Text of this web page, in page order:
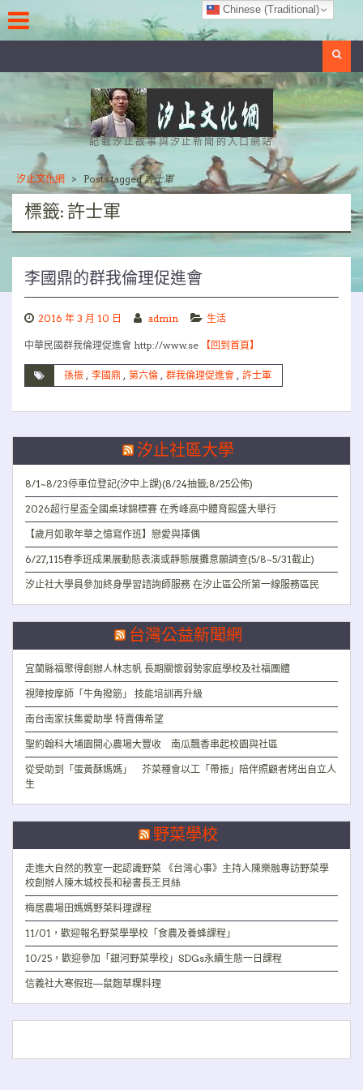
to
content
記載汐止故事與汐止新聞的入口網站
汐止文化網 > Posts tagged許士軍
標籤: 許士軍
李國鼎的群我倫理促進會
2016 年 3 月 10 日 admin 生活
中華民國群我倫理促進會 http://www.se 【回到首頁】
孫振 , 李國鼎 , 第六倫 , 群我倫理促進會 , 許士軍
汐止社區大學
8/1~8/23停車位登記(汐中上課)(8/24抽籤;8/25公佈)
2026超行星盃全國桌球錦標賽 在秀峰高中體育館盛大舉行
【歲月如歌年華之憶寫作班】戀愛與擇偶
6/27,115春季班成果展動態表演或靜態展攤意願調查(5/8~5/31截止)
汐止社大學員參加終身學習諮詢師服務 在汐止區公所第一線服務區民
台灣公益新聞網
宜蘭縣福聚得創辦人林志帆 長期關懷弱勢家庭學校及社福團體
視障按摩師「牛角撥筋」 技能培訓再升級
南台南家扶集愛助學 特賣傳希望
聖約翰科大埔園開心農場大豐收 南瓜飄香串起校園與社區
從受助到「蛋黃酥媽媽」 芥菜種會以工「帶振」陪伴照顧者烤出自立人
生
野菜學校
走進大自然的教室一起認識野菜 《台灣心事》主持人陳樂融專訪野菜學
校創辦人陳木城校長和秘書長王貝絲
梅居農場田媽媽野菜料理課程
11/01，歡迎報名野菜學學校「食農及養蜂課程」
10/25，歡迎參加「銀河野菜學校」SDGs永續生態一日課程
信義社大寒假班—鼠麴草粿料理
Chinese (Traditional)